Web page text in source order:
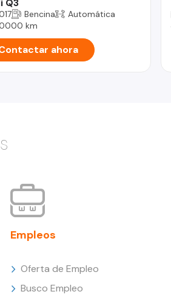
Q3
Bencina
Automática
km
ahora
Empleos
Oferta de Empleo
Busco Empleo